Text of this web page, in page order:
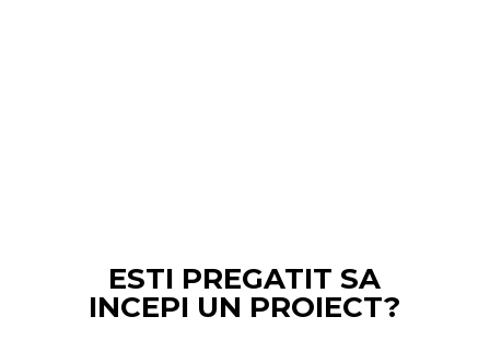
ESTI PREGATIT SA
INCEPI UN PROIECT?